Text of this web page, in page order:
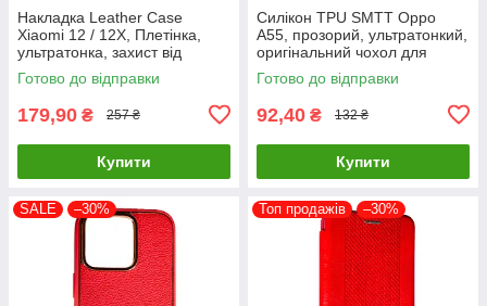
Накладка Leather Case
Xiaomi 12 / 12X, Плетінка,
ультратонка, захист від
подряпин і пилу
Готово до відправки
179,90 ₴ 257 ₴
Купити
Силікон TPU SMTT Oppo
A55, прозорий, ультратонкий,
оригінальний чохол для
захисту смартфона
Готово до відправки
92,40 ₴ 132 ₴
Купити
SALE –30% Топ продажів –30%